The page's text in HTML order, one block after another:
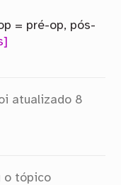
= pré-op, pós-
atualizado 8
o tópico